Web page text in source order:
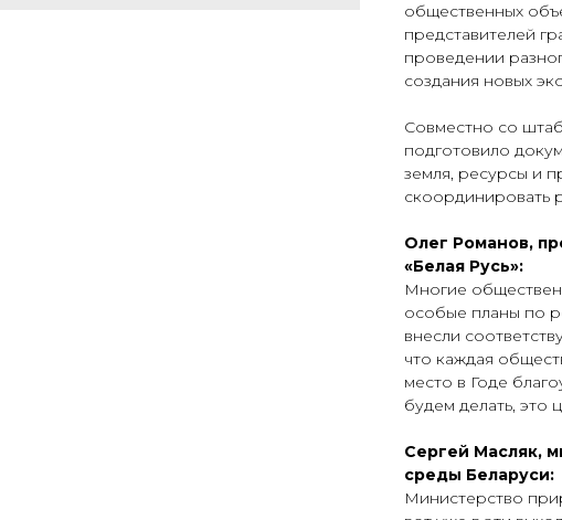
общественных
представителей
проведении
создания новых
Совместно со
подготовило
земля, ресурсы и
скоординировать
Олег Романов,
«Белая Русь»:
Многие
особые планы по
внесли
что каждая
место в Годе
будем делать, это
Сергей Масляк,
среды Беларуси:
Министерство